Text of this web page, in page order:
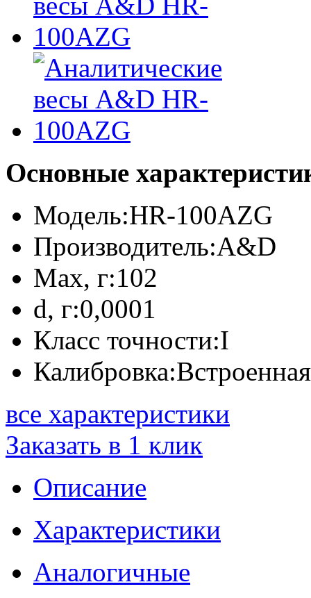
Основные
Модель:HR-100AZG
Производитель:A&D
Max, г:102
d, г:0,0001
Класс точности:I
Калибровка:Встроенная
все характеристики
Заказать в 1 клик
Описание
Характеристики
Аналогичные